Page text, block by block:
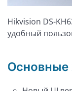
Hikvision DS-
удобный
Основные